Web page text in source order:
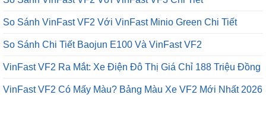
So Sánh VinFast VF2 Với VinFast Minio Green Chi Tiết
So Sánh Chi Tiết Baojun E100 Và VinFast VF2
VinFast VF2 Ra Mắt: Xe Điện Đô Thị Giá Chỉ 188 Triệu Đồng
VinFast VF2 Có Mấy Màu? Bảng Màu Xe VF2 Mới Nhất 2026